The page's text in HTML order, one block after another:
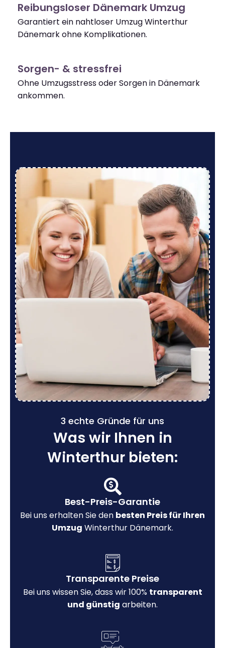
Reibungsloser Dänemark Umzug
Garantiert ein nahtloser Umzug Winterthur
Dänemark ohne Komplikationen.
Sorgen- & stressfrei
Ohne Umzugsstress oder Sorgen in Dänemark
ankommen.
3 echte Gründe für uns
Was wir Ihnen in
Winterthur bieten:
Best-Preis-Garantie
Bei uns erhalten Sie den besten Preis für Ihren
Umzug Winterthur Dänemark.
Transparente Preise
Bei uns wissen Sie, dass wir 100% transparent
und günstig arbeiten.